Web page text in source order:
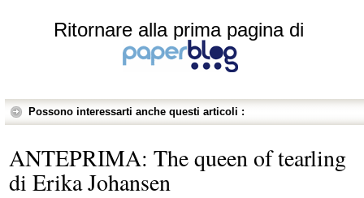
Ritornare alla prima pagina di
Possono interessarti anche questi articoli :
ANTEPRIMA: The queen of tearling
di Erika Johansen